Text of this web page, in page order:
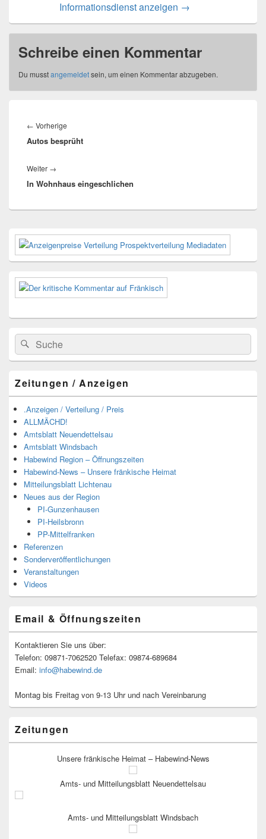
Informationsdienst anzeigen →
Schreibe einen Kommentar
Du musstangemeldetsein, um einen Kommentar abzugeben.
← Vorherige
Beitrag:
Autos besprüht
Weiter →
Beitrag:
In Wohnhaus eingeschlichen
Primärer
Seitenleisten-
Widgetbereich
Suchen
nach:
Suchen
Zeitungen / Anzeigen
.Anzeigen / Verteilung / Preis
ALLMÄCHD!
Amtsblatt Neuendettelsau
Amtsblatt Windsbach
Habewind Region – Öffnungszeiten
Habewind-News – Unsere fränkische Heimat
Mitteilungsblatt Lichtenau
Neues aus der Region
PI-Gunzenhausen
PI-Heilsbronn
PP-Mittelfranken
Referenzen
Sonderveröffentlichungen
Veranstaltungen
Videos
Email & Öffnungszeiten
Kontaktieren Sie uns über:
Telefon: 09871-7062520 Telefax: 09874-689684
Email: info@habewind.de
Montag bis Freitag von 9-13 Uhr und nach Vereinbarung
Zeitungen
Unsere fränkische Heimat – Habewind-News
Amts- und Mitteilungsblatt Neuendettelsau
Amts- und Mitteilungsblatt Windsbach